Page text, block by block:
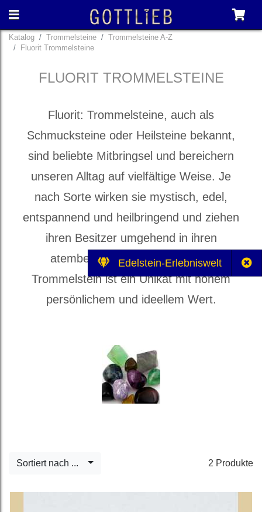
Edelstein-Erlebniswelt
Katalog Trommelsteine
Trommelsteine A-Z
Fluorit Trommelsteine
FLUORIT TROMMELSTEINE
Fluorit: Trommelsteine, auch als
Schmucksteine oder Heilsteine bekannt,
sind beliebte Mitbringsel und bereichern
unseren Alltag auf vielfältige Weise. Je
nach Sorte wirken sie mystisch, edel,
entspannend und heilbringend und ziehen
ihren Besitzer umgehend in ihren
atemberaubenden Bann. Jeder
Trommelstein ist ein Unikat mit hohem
persönlichem und ideellem Wert.
2 Produkte
Sortiert nach ...